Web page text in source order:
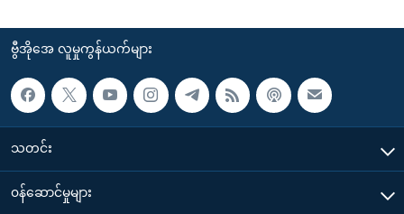
ဗွီအိုအေ လူမှုကွန်ယက်များ
သတင်း
၀န်ဆောင်မှုများ